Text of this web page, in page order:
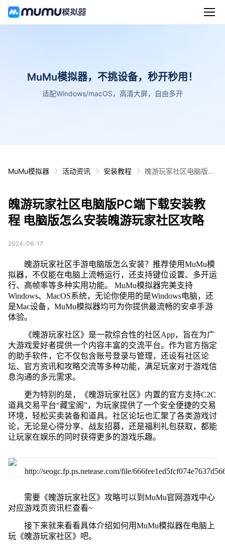
MuMu模拟器，不挑设备，秒开秒用！
适配Windows/macOS，高清大屏，自由多开
MuMu模拟器 活动资讯 安装教程
魄游玩家社区电脑版P
区攻略
魄游玩家社区电脑版PC端下载安装教
程 电脑版怎么安装魄游玩家社区攻略
2024-06-17
魄游玩家社区手游电脑版怎么安装？推荐使用MuMu模
拟器，不仅能在电脑上流畅运行，还支持键位设置、多开运
行、高帧率等多种实用功能。 MuMu模拟器完美支持
Windows、MacOS系统，无论你使用的是Windows电脑，还
是Mac设备，MuMu模拟器均可为你提供最流畅的安卓手游
体验。
《魄游玩家社区》是一款综合性的社区App，旨在为广
大游戏爱好者提供一个内容丰富的交流平台。作为官方指定
的助手软件，它不仅包含账号登录与管理，还设有社区论
坛、官方资讯和攻略交流等多种功能，满足玩家对于游戏信
息沟通的多元需求。
更为特别的是，《魄游玩家社区》内置的官方支持C2C
道具交易平台“藏宝阁”，为玩家提供了一个安全便捷的交易
环境，轻松买卖装备和道具。社区论坛也汇聚了各类游戏讨
论，无论是心得分享、战友招募，还是福利礼包获取，都能
让玩家在娱乐的同时获得更多的游戏乐趣。
需要《魄游玩家社区》攻略可以到MuMu官网游戏中心
对应游戏页资讯栏查看~
接下来就来看看具体介绍如何用MuMu模拟器在电脑上
玩《魄游玩家社区》吧。